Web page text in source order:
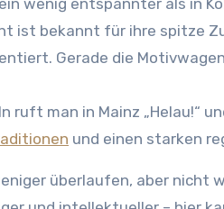
wenig entspannter als in
ist bekannt für ihre spitze
Gerade die
ruft man in Mainz „Helau!“
und einen starken
überlaufen, aber nicht